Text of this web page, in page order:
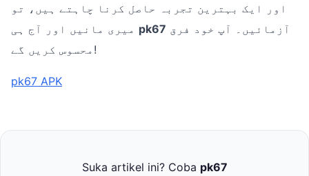
اور ایک بہترین تجربہ حاصل کرنا چاہتے ہیں، تو
pk67
محسوس کریں گے!
pk67 APK
Suka artikel ini? Coba pk67